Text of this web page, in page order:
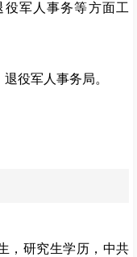
军人事务等方面工
役军人事务局。
，研究生学历，中共